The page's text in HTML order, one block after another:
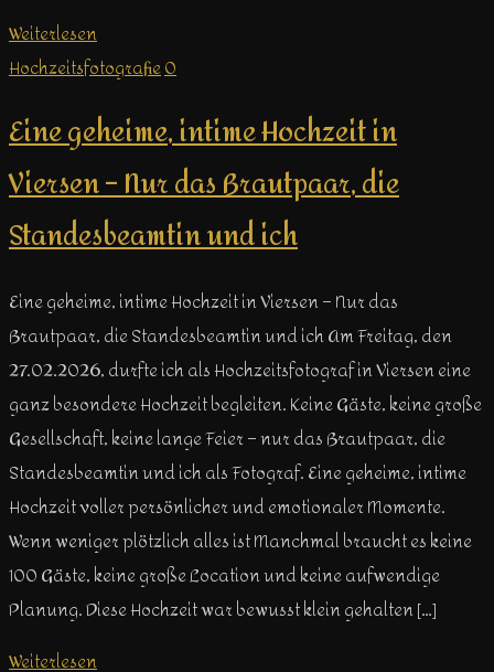
Weiterlesen
Hochzeitsfotografie0
Eine geheime, intime Hochzeit in
Viersen – Nur das Brautpaar, die
Standesbeamtin und ich
Eine geheime, intime Hochzeit in Viersen – Nur das
Brautpaar, die Standesbeamtin und ich Am Freitag, den
27.02.2026, durfte ich als Hochzeitsfotograf in Viersen eine
ganz besondere Hochzeit begleiten. Keine Gäste, keine große
Gesellschaft, keine lange Feier – nur das Brautpaar, die
Standesbeamtin und ich als Fotograf. Eine geheime, intime
Hochzeit voller persönlicher und emotionaler Momente.
Wenn weniger plötzlich alles ist Manchmal braucht es keine
100 Gäste, keine große Location und keine aufwendige
Planung. Diese Hochzeit war bewusst klein gehalten […]
Weiterlesen